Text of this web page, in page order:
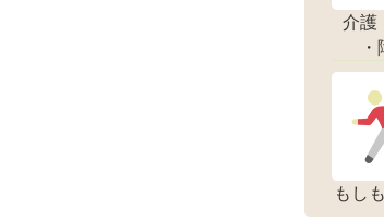
介護
もし